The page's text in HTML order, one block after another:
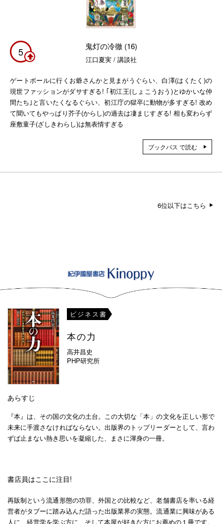
5 鬼灯の冷徹 (16)
江口夏実 / 講談社
ゲートボールに行くお爺さんかと見まがうぐらい、白澤(はくたく)の
現世ファッションがダサすぎる! ｢初江王(しょこうおう)とゆかいな仲
間たち｣と言いたくなるぐらい、初江庁の獄卒に動物が多すぎる! 改め
て聞いてもやっぱり芥子(からし)の過去は凄まじすぎる! 相も変わらず
座敷童子(ざしきわらし)は無表情すぎる
ブックパス で読む
6位以下はこちら
ビジネス書
本の力
高井昌史
PHP研究所
あらすじ
『本』は、その国の文化の土台。この大切な「本」の文化を正しい形で
未来に手渡さなければならない。出版界のトップリーダーとして、言わ
ずば止まない熱き思いを凝縮した、まさに渾身の一冊。
書店員はここに注目!
再販制という流通形態の功罪、外国との比較など、老舗書店を率いる経
営者がタブーに踏み込んだ語った出版業界の実態。流通業に興味がある
人に、経営学を学ぶ方に、そして本屋が好きな方にお薦めの１冊です。